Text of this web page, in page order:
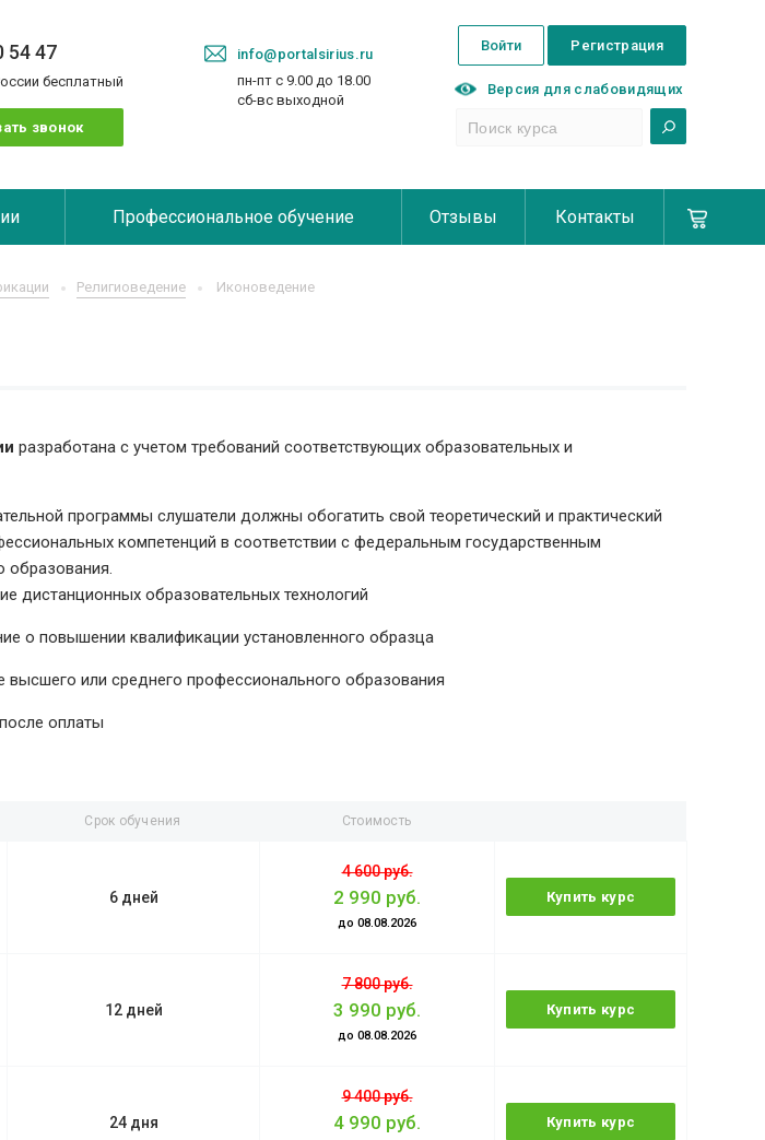
54 47
бесплатный
звонок
info@portalsirius.ru
пн-пт с 9.00 до 18.00
сб-вс выходной
Регистрация
Войти
Версия для слабовидящих
Профессиональное обучение Отзывы Контакты
Религиоведение Иконоведение
разработана с учетом требований соответствующих образовательных и
программы слушатели должны обогатить свой теоретический и практический
компетенций в соответствии с федеральным государственным
образования.
дистанционных образовательных технологий
о повышении квалификации установленного образца
высшего или среднего профессионального образования
оплаты
Срок обучения Стоимость
6 дней
4 600 руб.
2 990 руб.
до 08.08.2026
Купить курс
12 дней
7 800 руб.
3 990 руб.
до 08.08.2026
Купить курс
24 дня
9 400 руб.
4 990 руб. Купить курс